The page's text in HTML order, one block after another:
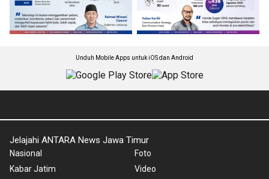
Unduh Mobile Apps untuk iOS dan Android
Jelajahi ANTARA News Jawa Timur
Nasional
Kabar Jatim
Foto
Video